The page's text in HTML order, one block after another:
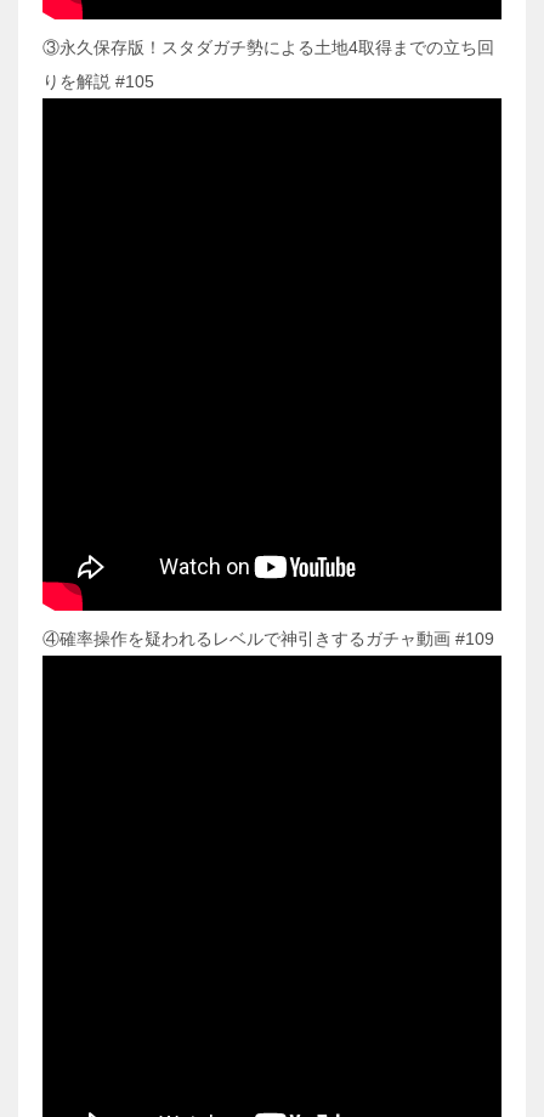
③永久保存版！スタダガチ勢による土地4取得までの立ち回
りを解説 #105
④確率操作を疑われるレベルで神引きするガチャ動画 #109